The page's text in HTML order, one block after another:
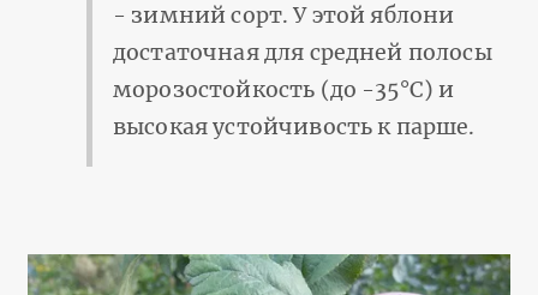
- зимний сорт. У этой яблони
достаточная для средней полосы
морозостойкость (до -35°С) и
высокая устойчивость к парше.